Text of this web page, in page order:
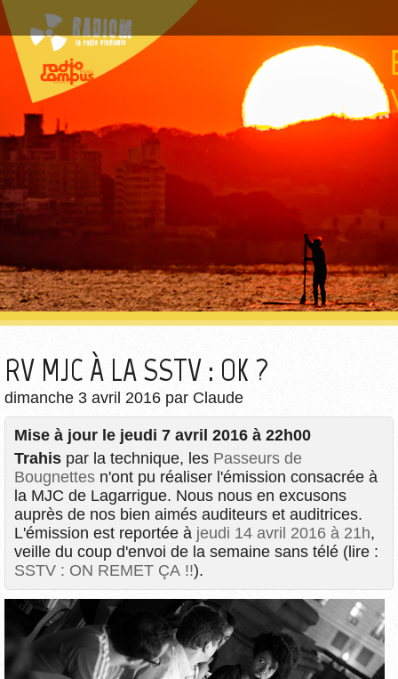
RV MJC À LA SSTV : OK ?
dimanche 3 avril 2016 par Claude
Mise à jour le jeudi 7 avril 2016 à 22h00
Trahis par la technique, les Passeurs de
Bougnettes n'ont pu réaliser l'émission consacrée à
la MJC de Lagarrigue. Nous nous en excusons
auprès de nos bien aimés auditeurs et auditrices.
L'émission est reportée à jeudi 14 avril 2016 à 21h,
veille du coup d'envoi de la semaine sans télé (lire :
SSTV : ON REMET ÇA !!).